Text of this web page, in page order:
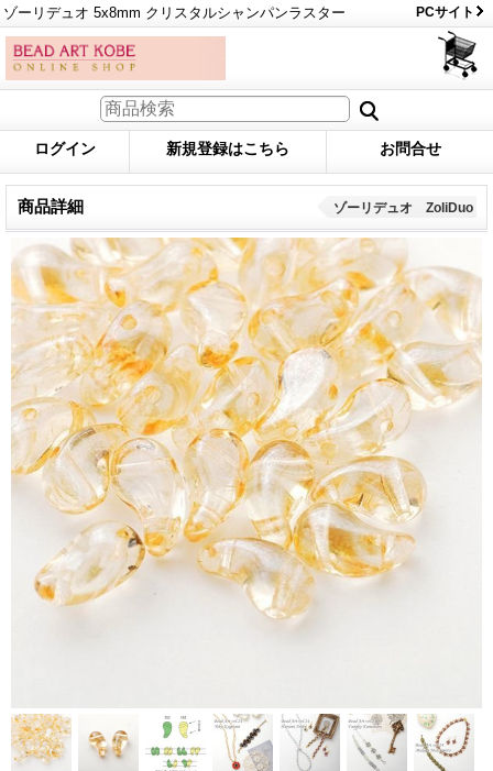
ゾーリデュオ 5x8mm クリスタルシャンパンラスター PCサイト
ログイン 新規登録はこちら お問合せ
商品詳細 ゾーリデュオ ZoliDuo